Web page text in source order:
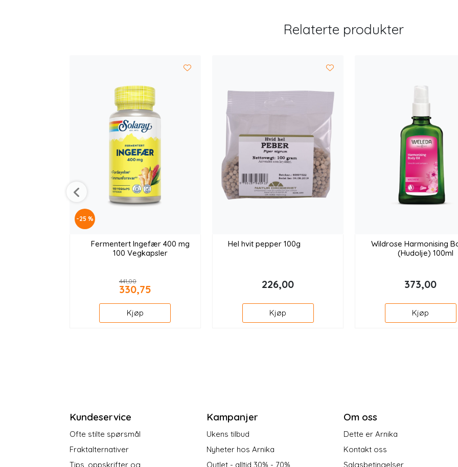
Relaterte produkter
-25 %
Fermentert Ingefær 400 mg
100 Vegkapsler
441,00
330,75
Kjøp
Hel hvit pepper 100g
226,00
Kjøp
Wildrose Harmonising
(Hudolje) 100ml
373,00
Kjøp
Kundeservice
Ofte stilte spørsmål
Fraktalternativer
Tips, oppskrifter og
Kampanjer
Ukens tilbud
Nyheter hos Arnika
Outlet - alltid 30% - 70%
Om oss
Dette er Arnika
Kontakt oss
Salgsbetingelser